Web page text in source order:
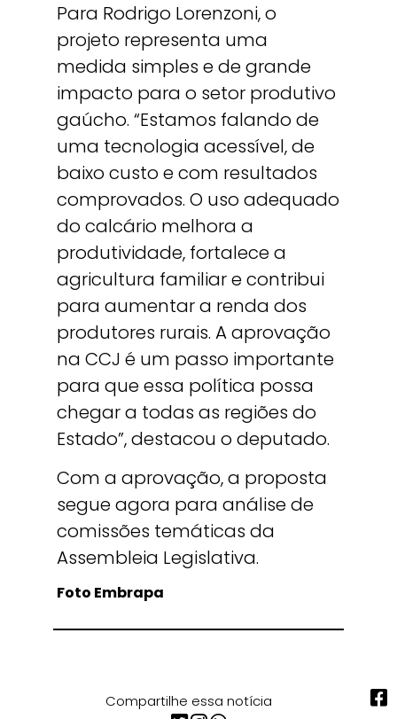
Para Rodrigo Lorenzoni, o
projeto representa uma
medida simples e de grande
impacto para o setor produtivo
gaúcho. “Estamos falando de
uma tecnologia acessível, de
baixo custo e com resultados
comprovados. O uso adequado
do calcário melhora a
produtividade, fortalece a
agricultura familiar e contribui
para aumentar a renda dos
produtores rurais. A aprovação
na CCJ é um passo importante
para que essa política possa
chegar a todas as regiões do
Estado”, destacou o deputado.
Com a aprovação, a proposta
segue agora para análise de
comissões temáticas da
Assembleia Legislativa.
Foto Embrapa
Compartilhe essa notícia